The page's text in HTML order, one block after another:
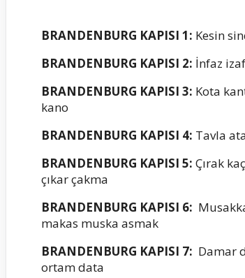
BRANDENBURG KAPISI 1: Kesin
BRANDENBURG KAPISI 2: İnfaz
BRANDENBURG KAPISI 3: Kota
kano
BRANDENBURG KAPISI 4: Tavla
BRANDENBURG KAPISI 5: Çırak
çıkar çakma
BRANDENBURG KAPISI 6:
makas muska asmak
BRANDENBURG KAPISI 7: Damar
ortam data